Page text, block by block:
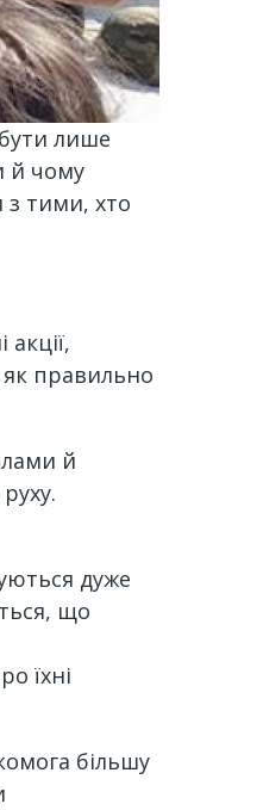
лише
й чому
з тими, хто
як правильно
й
дуже
що
їхні
більшу